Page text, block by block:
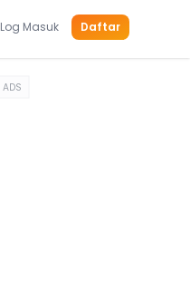
Log Masuk Daftar
ADS